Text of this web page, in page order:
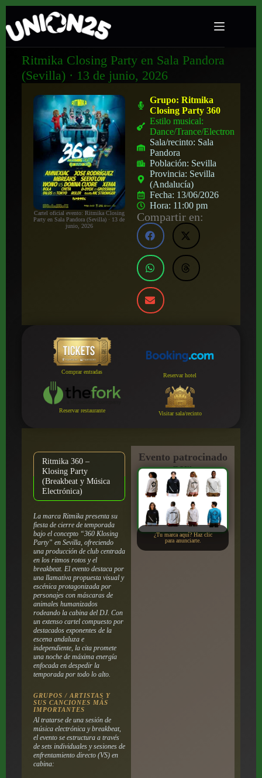
Ritmika Closing Party en Sala Pandora
(Sevilla) · 13 de junio, 2026
Cartel oficial evento: Ritmika Closing
Party en Sala Pandora (Sevilla) · 13 de
junio, 2026
Grupo:Ritmika
Closing Party 360
Estilo musical:
Dance/Trance/Electronica
Sala/recinto: Sala
Pandora
Población: Sevilla
Provincia: Sevilla
(Andalucía)
Fecha: 13/06/2026
Hora: 11:00 pm
Compartir en:
Comprar entradas
Reservar hotel
Reservar restaurante Visitar sala/recinto
Ritmika 360 –
Klosing Party
(Breakbeat y Música
Electrónica)
La marca Ritmika presenta su
fiesta de cierre de temporada
bajo el concepto “360 Klosing
Party” en Sevilla, ofreciendo
una producción de club centrada
en los ritmos rotos y el
breakbeat. El evento destaca por
una llamativa propuesta visual y
escénica protagonizada por
personajes con máscaras de
animales humanizados
rodeando la cabina del DJ. Con
un extenso cartel compuesto por
destacados exponentes de la
escena andaluza e
independiente, la cita promete
una noche de máxima energía
enfocada en despedir la
temporada por todo lo alto.
GRUPOS / ARTISTAS Y
SUS CANCIONES MÁS
IMPORTANTES
Al tratarse de una sesión de
música electrónica y breakbeat,
el evento se estructura a través
de sets individuales y sesiones de
enfrentamiento directo (VS) en
cabina:
Evento patrocinado
por:
¿Tu marca aquí? Haz clic
para anunciarte.